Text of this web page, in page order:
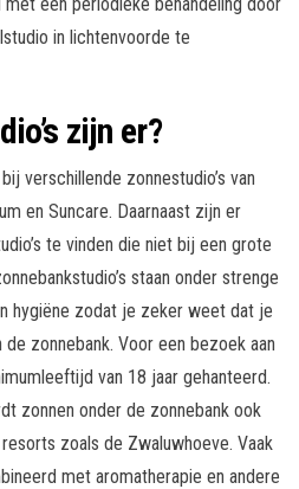
in lichtenvoorde te
zijn er?
verschillende zonnestudio’s van
en Suncare. Daarnaast zijn er
te vinden die niet bij een grote
staan onder strenge
hygiëne zodat je zeker weet dat je
zonnebank. Voor een bezoek aan
van 18 jaar gehanteerd.
zonnen onder de zonnebank ook
zoals de Zwaluwhoeve. Vaak
met aromatherapie en andere